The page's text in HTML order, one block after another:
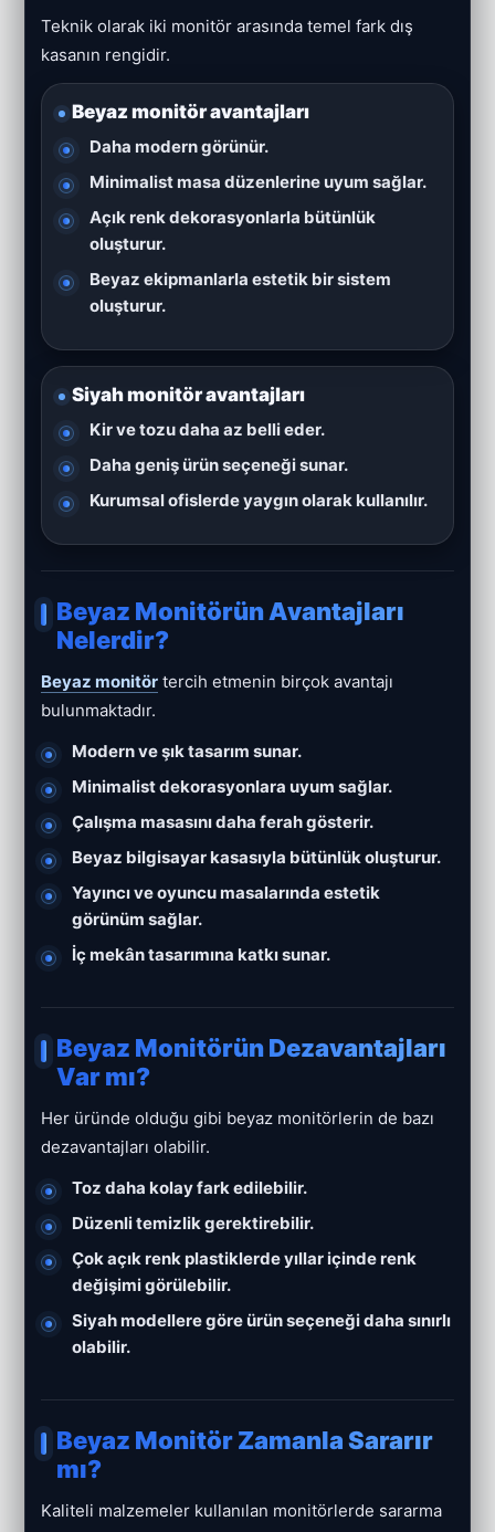
Teknik olarak iki monitör arasında temel fark dış
kasanın rengidir.
Beyaz monitör avantajları
Daha modern görünür.
Minimalist masa düzenlerine uyum sağlar.
Açık renk dekorasyonlarla bütünlük
oluşturur.
Beyaz ekipmanlarla estetik bir sistem
oluşturur.
Siyah monitör avantajları
Kir ve tozu daha az belli eder.
Daha geniş ürün seçeneği sunar.
Kurumsal ofislerde yaygın olarak kullanılır.
Beyaz Monitörün Avantajları
Nelerdir?
Beyaz monitör tercih etmenin birçok avantajı
bulunmaktadır.
Modern ve şık tasarım sunar.
Minimalist dekorasyonlara uyum sağlar.
Çalışma masasını daha ferah gösterir.
Beyaz bilgisayar kasasıyla bütünlük oluşturur.
Yayıncı ve oyuncu masalarında estetik
görünüm sağlar.
İç mekân tasarımına katkı sunar.
Beyaz Monitörün Dezavantajları
Var mı?
Her üründe olduğu gibi beyaz monitörlerin de bazı
dezavantajları olabilir.
Toz daha kolay fark edilebilir.
Düzenli temizlik gerektirebilir.
Çok açık renk plastiklerde yıllar içinde renk
değişimi görülebilir.
Siyah modellere göre ürün seçeneği daha sınırlı
olabilir.
Beyaz Monitör Zamanla Sararır
mı?
Kaliteli malzemeler kullanılan monitörlerde sararma